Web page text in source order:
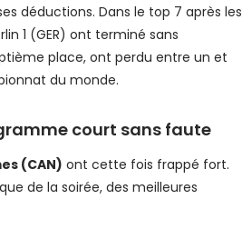
déductions. Dans le top 7 après les
1 (GER) ont terminé sans
place, ont perdu entre un et
du monde.
court sans faute
(CAN) ont cette fois frappé fort.
de la soirée, des meilleures